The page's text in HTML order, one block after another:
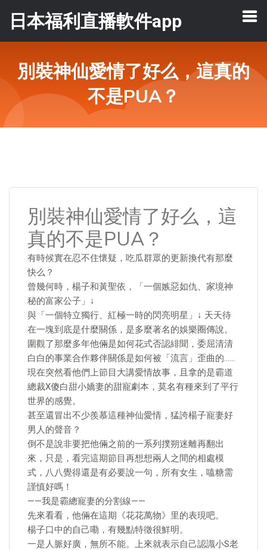
日本福利直播軟件app
別裝神仙愛情了好么，這真的
不是PUA？
別裝神仙愛情了好么，這
真的不是PUA？
有時候實在忍不住懷疑，吃瓜群眾的更新換代有那麼
快么？
曾幾何時，楊子和黃聖依，「一個嫉惡如仇、家境神
秘的富家公子」↓
與「一個特立獨行、紅極一時的閃亮明星」↓ 天天待
在一塊到底是什麼關係，是多麼著名的娛樂圈傳說。
圍觀了那麼多年他倆是如何花式否認緋聞，委屈清清
白白的事業合作夥伴關係是如何被「流言」歪曲的……
現在突然看他們上節目大講愛情故事，且拿的是霸道
總裁X傻白甜小嬌妻的甜寵劇本，莫名有種來到了平行
世界的感覺。
甚至還冒出不少羨慕這種神仙愛情，猛誇楊子寵妻好
男人的聲音？
倒不是說非要把他倆之前的一系列撲朔迷離再翻出
來，只是，看完這期節目再想想兩人之間的相處模
式，八八覺得還是有必要說一句，所有女生，嗑糖需
謹慎好嗎！
——我是霸總寵妻的分割線——
先來看看，他倆在這期《花花萬物》里的表現吧。
楊子口中的自己嘞，有幾點特徵很鮮明。
一是人脈好廣，無所不能。上來就表示自己認識小S老